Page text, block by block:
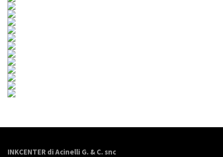
INKCENTER di Acinelli G. & C. snc